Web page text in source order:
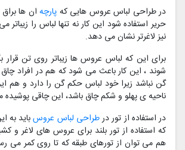
در طراحی لباس عروس هایی که پارچه ان ها
حریر استفاده شود این کار نه تنها لباس را زیباتر
نیز لاغرتر نشان می دهد.
برای این که لباس عروس ها زیباتر روی تن قرار
شوند ، این کار باعث می شود که هم در افراد چاق
گن نباشد زیرا خود لباس حکم گن را دارد و هم
ناحیه ی پهلو و شکم چاق باشد، این چاقی
در استفاده از تور درطراحی لباس عروسباید به
که استفاده از تور بلند برای عروس های لاغر و
هم می توان از تورهای طبقه که تا روی کمر می